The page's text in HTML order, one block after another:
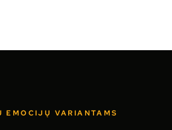
EMOCIJŲ VARIANTAMS